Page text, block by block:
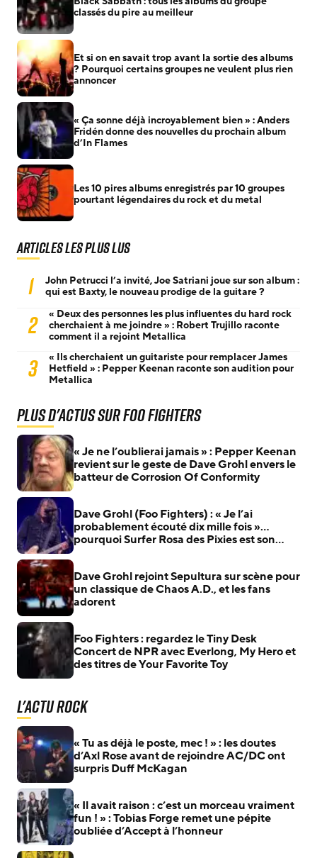
classés du pire au meilleur
Et si on en savait trop avant la sortie des albums
? Pourquoi certains groupes ne veulent plus rien
annoncer
« Ça sonne déjà incroyablement bien » : Anders
Fridén donne des nouvelles du prochain album
d’In Flames
Les 10 pires albums enregistrés par 10 groupes
pourtant légendaires du rock et du metal
Articles les plus lus
1
John Petrucci l’a invité, Joe Satriani joue sur son album :
qui est Baxty, le nouveau prodige de la guitare ?
2
« Deux des personnes les plus influentes du hard rock
cherchaient à me joindre » : Robert Trujillo raconte
comment il a rejoint Metallica
3
« Ils cherchaient un guitariste pour remplacer James
Hetfield » : Pepper Keenan raconte son audition pour
Metallica
Plus d'actus sur Foo Fighters
« Je ne l’oublierai jamais » : Pepper Keenan
revient sur le geste de Dave Grohl envers le
batteur de Corrosion Of Conformity
Dave Grohl (Foo Fighters) : « Je l’ai
probablement écouté dix mille fois »…
pourquoi Surfer Rosa des Pixies est son
Dave Grohl rejoint Sepultura sur scène pour
un classique de Chaos A.D., et les fans
adorent
Foo Fighters : regardez le Tiny Desk
Concert de NPR avec Everlong, My Hero et
des titres de Your Favorite Toy
L'actu Rock
« Tu as déjà le poste, mec ! » : les doutes
d’Axl Rose avant de rejoindre AC/DC ont
surpris Duff McKagan
« Il avait raison : c’est un morceau vraiment
fun ! » : Tobias Forge remet une pépite
oubliée d’Accept à l’honneur